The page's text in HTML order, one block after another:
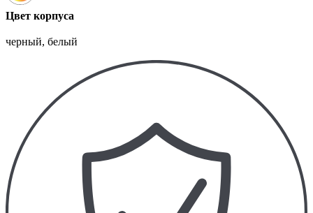
Цвет корпуса
черный, белый